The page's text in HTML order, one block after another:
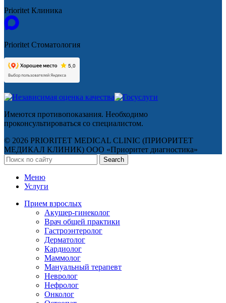
Prioritet Клиника
Prioritet Стоматология
Имеются противопоказания. Необходимо
проконсультироваться со специалистом.
© 2026 PRIORITET MEDICAL CLINIC (ПРИОРИТЕТ
МЕДИКАЛ КЛИНИК) ООО «Приоритет диагностика»
Search
Меню
Услуги
Прием взрослых
Акушер-гинеколог
Врач общей практики
Гастроэнтеролог
Дерматолог
Кардиолог
Маммолог
Мануальный терапевт
Невролог
Нефролог
Онколог